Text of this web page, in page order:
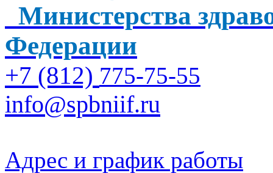
Министерства
Федерации
+7 (812) 775-75-55
info@spbniif.ru
Адрес и график работы